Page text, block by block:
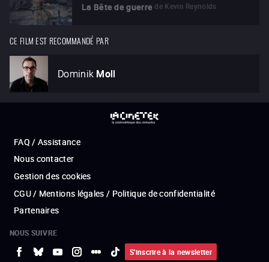
La Bête de guerre de Kevin Reynolds
CE FILM EST RECOMMANDÉ PAR
Dominik Moll
FAQ / Assistance
Nous contacter
Gestion des cookies
CGU / Mentions légales / Politique de confidentialité
Partenaires
NOUS SUIVRE
S'inscrire à la newsletter